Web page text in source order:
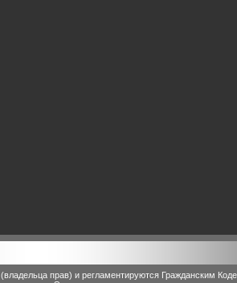
прав) и регламентируются Гражданским